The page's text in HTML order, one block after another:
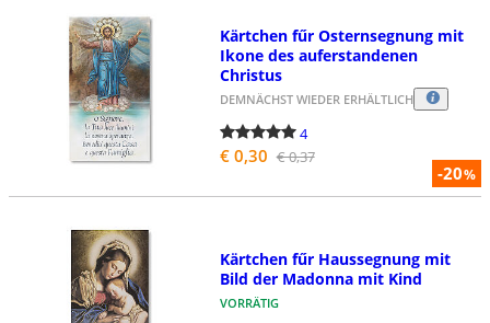
-20%
Kärtchen fűr Osternsegnung mit
Ikone des auferstandenen
Christus
DEMNÄCHST WIEDER ERHÄLTLICH
4
€ 0,30 € 0,37
Kärtchen fűr Haussegnung mit
Bild der Madonna mit Kind
VORRÄTIG